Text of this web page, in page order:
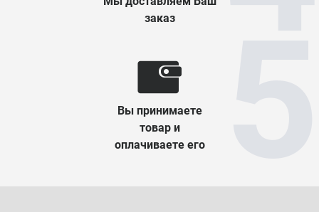
заказ
Вы принимаете
товар и
оплачиваете его